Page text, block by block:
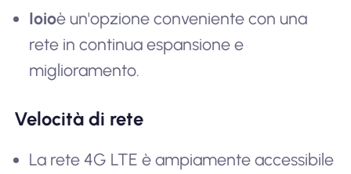
Ioioè un'opzione conveniente con una
rete in continua espansione e
miglioramento.
Velocità di rete
La rete 4G LTE è ampiamente accessibile